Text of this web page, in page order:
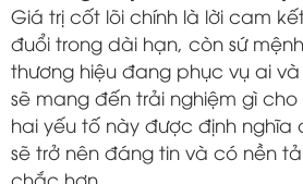
Giá trị cốt lõi chính là lời cam
đuổi trong dài hạn, còn sứ
thương hiệu đang phục vụ ai
sẽ mang đến trải nghiệm gì
hai yếu tố này được định nghĩa
sẽ trở nên đáng tin và có nền